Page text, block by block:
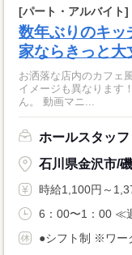
[パート・アルバイト]
数年ぶりのキッ
家ならきっと大
お洒落な店内のカフェ
イメージも異なります！ ■フロア ■キッチン 難しいことはありませ
ん。 動画マニ...
ホールスタッフ
石川県金沢市/
時給1,100円～
6：00〜1：00 ≪
●シフト制 ※ワー